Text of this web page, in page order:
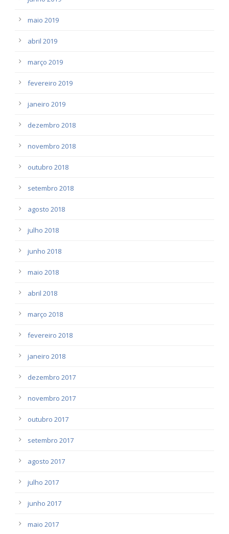
maio 2019
abril 2019
março 2019
fevereiro 2019
janeiro 2019
dezembro 2018
novembro 2018
outubro 2018
setembro 2018
agosto 2018
julho 2018
junho 2018
maio 2018
abril 2018
março 2018
fevereiro 2018
janeiro 2018
dezembro 2017
novembro 2017
outubro 2017
setembro 2017
agosto 2017
julho 2017
junho 2017
maio 2017